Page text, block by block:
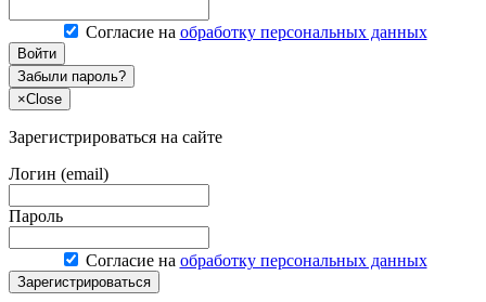
Согласие на обработку персональных данных
Войти
Забыли пароль?
×Close
Зарегистрироваться на сайте
Логин (email)
Пароль
Согласие на обработку персональных данных
Зарегистрироваться